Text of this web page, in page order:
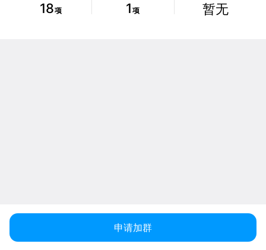
18项 1 项 暂无
申请加群